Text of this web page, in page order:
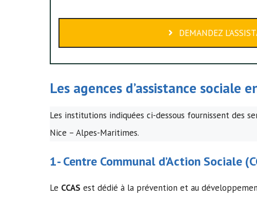
DEMANDEZ
Les agences d’assistance sociale
Les institutions indiquées ci-dessous fournissent des
Nice – Alpes-Maritimes.
1-Centre Communal d’Action Sociale (
Le CCAS est dédié à la prévention et au